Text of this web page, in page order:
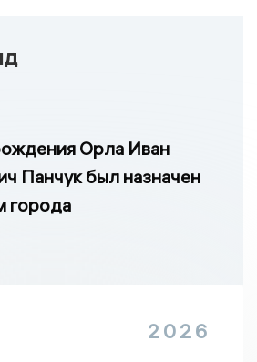
Орла Иван
Панчук был назначен
города
2026